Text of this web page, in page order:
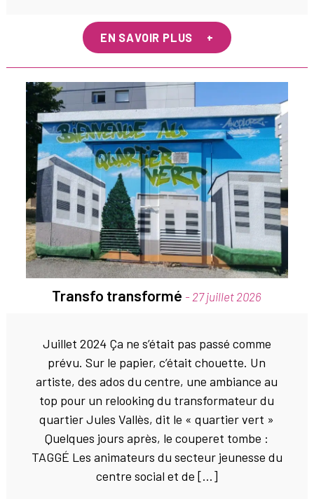
EN SAVOIR PLUS
Transfo transformé - 27 juillet 2026
Juillet 2024 Ça ne s’était pas passé comme
prévu. Sur le papier, c’était chouette. Un
artiste, des ados du centre, une ambiance au
top pour un relooking du transformateur du
quartier Jules Vallès, dit le « quartier vert »
Quelques jours après, le couperet tombe :
TAGGÉ Les animateurs du secteur jeunesse du
centre social et de […]